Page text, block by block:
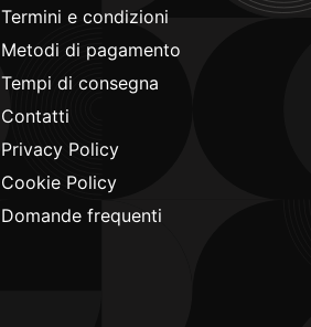
Termini e condizioni
Metodi di pagamento
Tempi di consegna
Contatti
Privacy Policy
Cookie Policy
Domande frequenti